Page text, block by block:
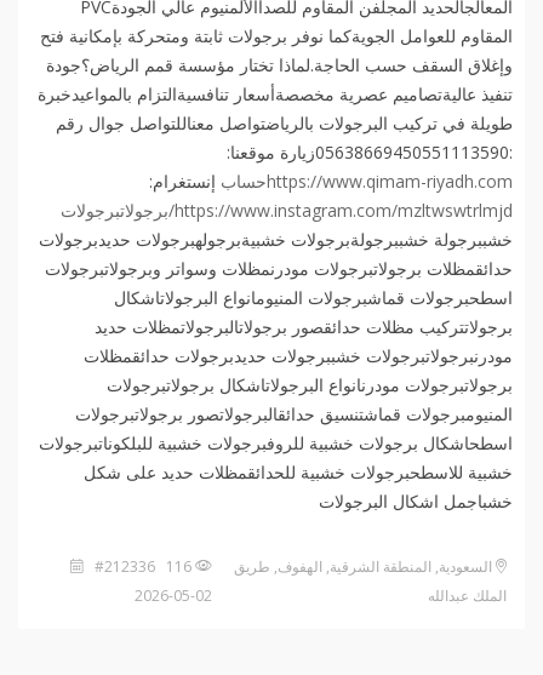
المعالجالحديد المجلفن المقاوم للصدأالألمنيوم عالي الجودةPVC
المقاوم للعوامل الجويةكما نوفر برجولات ثابتة ومتحركة بإمكانية فتح
وإغلاق السقف حسب الحاجة.لماذا تختار مؤسسة قمم الرياض؟جودة
تنفيذ عاليةتصاميم عصرية مخصصةأسعار تنافسيةالتزام بالمواعيدخبرة
طويلة في تركيب البرجولات بالرياضتواصل معناللتواصل جوال رقم
:05638669450551113590زيارة موقعنا:
https://www.qimam-riyadh.comحساب
إنستغرام:
https://www.instagram.com/mzltwswtrlmjd/برجولاتبرجولات
خشببرجولة خشببرجولةبرجولات خشبيةبرجولهبرجولات حديدبرجولات
حدائقمظلات برجولاتبرجولات مودرنمظلات وسواتر وبرجولاتبرجولات
اسطحبرجولات قماشبرجولات المنيومانواع البرجولاتاشكال
برجولاتتركيب مظلات حدائقصور برجولاتالبرجولاتمظلات حديد
مودرنبرجولاتبرجولات خشببرجولات حديدبرجولات حدائقمظلات
برجولاتبرجولات مودرنانواع البرجولاتاشكال برجولاتبرجولات
المنيومبرجولات قماشتنسيق حدائقالبرجولاتصور برجولاتبرجولات
اسطحاشكال برجولات خشبية للروفبرجولات خشبية للبلكوناتبرجولات
خشبية للاسطحبرجولات خشبية للحدائقمظلات حديد على شكل
خشباجمل اشكال البرجولات
السعودية, المنطقة الشرقية, الهفوف‎, طريق
الملك عبدالله
116 #212336
2026-05-02